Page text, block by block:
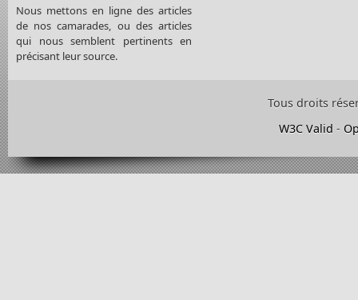
Nous mettons en ligne des articles
de nos camarades, ou des articles
qui nous semblent pertinents en
précisant leur source.
Tous droits
W3C Valid -